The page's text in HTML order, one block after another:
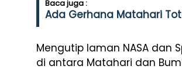
Baca juga :
Ada Gerhana Matahari
Mengutip laman NASA dan
di antara Matahari dan